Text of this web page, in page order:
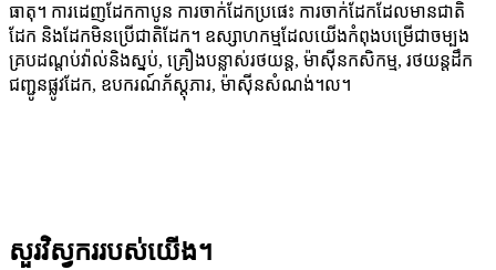
ធាតុ។ ការ​ដេញ​ដែក​កាបូន ការ​ចាក់​ដែក​ប្រផេះ ការ​ចាក់​ដែក​ដែល​មាន​ជាតិ​
ដែក និង​ដែក​មិន​ប្រើ​ជាតិ​ដែក។ ឧស្សាហកម្ម​ដែល​យើង​កំពុង​បម្រើ​ជា​ចម្បង​
គ្រប​ដ​ណ្ត​ប់​វ៉ាល់​និង​ស្នប់​, គ្រឿងបន្លាស់​រថយន្ត​, ម៉ាស៊ីន​កសិកម្ម​, រថយន្ត​ដឹក​
ជញ្ជូន​ផ្លូវ​ដែក​, ឧបករណ៍​ភ័ស្តុភារ​, ម៉ាស៊ីន​សំណង់​។​ល​។
សួរវិស្វកររបស់យើង។